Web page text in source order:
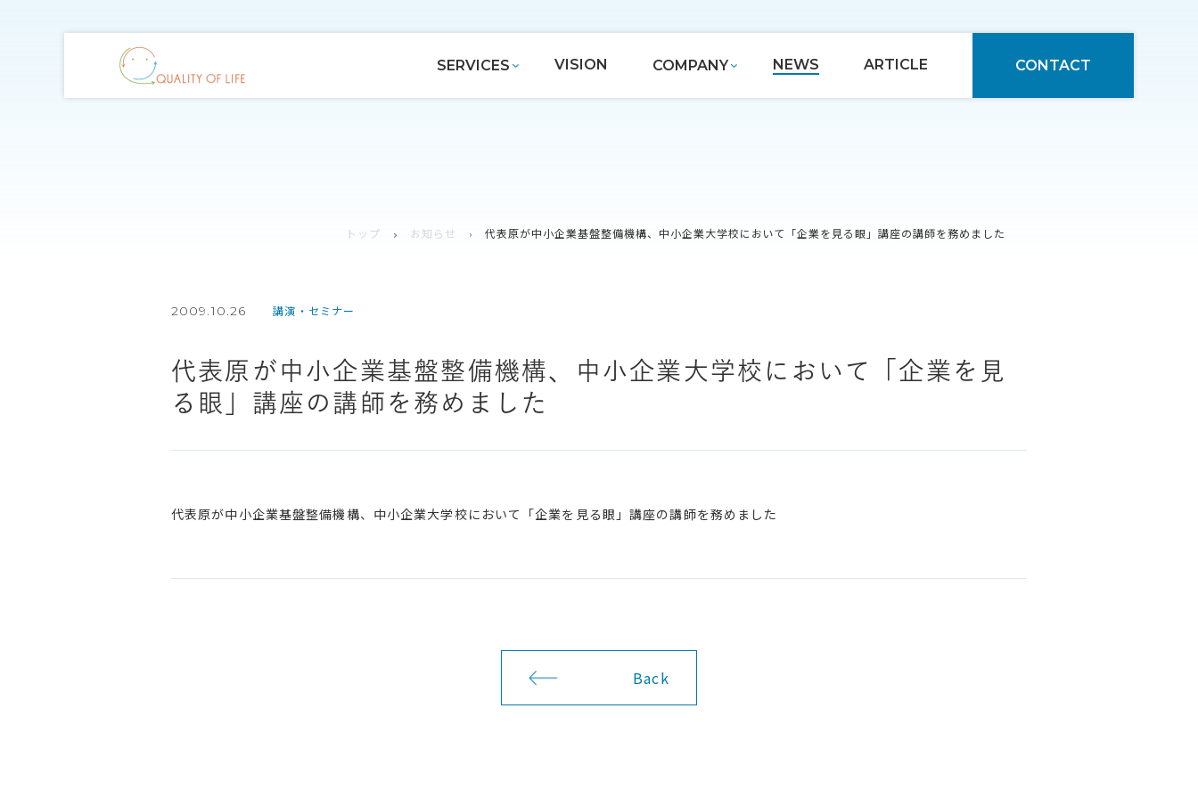
SERVICES VISION COMPANY NEWS ARTICLE CONTACT
トップ お知らせ 代表原が中小企業基盤整備機構、中小企業大学校において「企業を見る眼」講座の講師を務めました
2009.10.26 講演・セミナー
代表原が中小企業基盤整備機構、中小企業大学校において「企業を見
る眼」講座の講師を務めました
代表原が中小企業基盤整備機構、中小企業大学校において「企業を見る眼」講座の講師を務めました
Back